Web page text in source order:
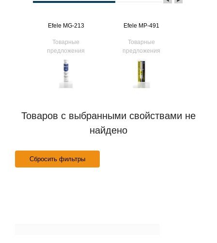
Efele MG-213
Товарные
предложения
Efele MP-491
Товарные
предложения
Товаров с выбранными свойствами не
найдено
Сбросить фильтры